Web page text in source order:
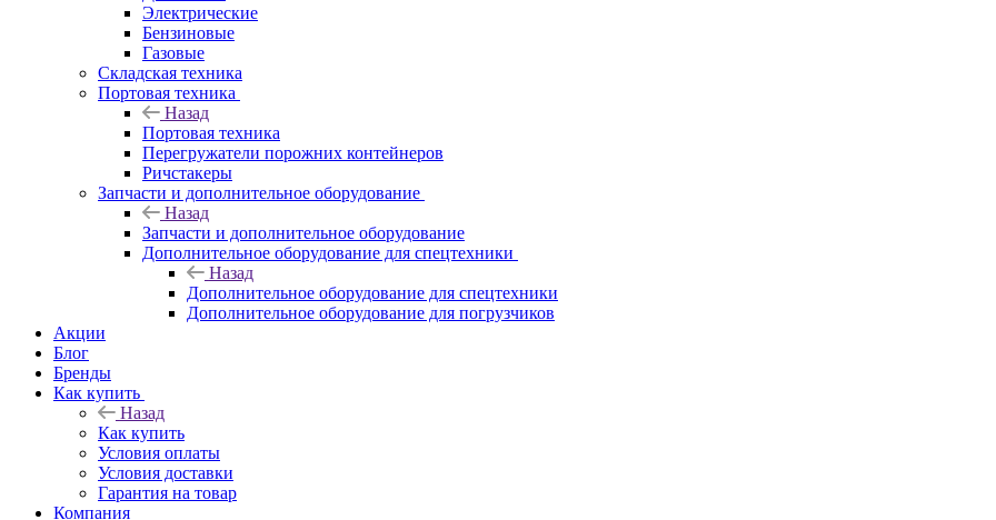
Электрические
Бензиновые
Газовые
Складская техника
Портовая техника
Назад
Портовая техника
Перегружатели порожних контейнеров
Ричстакеры
Запчасти и дополнительное оборудование
Назад
Запчасти и дополнительное оборудование
Дополнительное оборудование для спецтехники
Назад
Дополнительное оборудование для спецтехники
Дополнительное оборудование для погрузчиков
Акции
Блог
Бренды
Как купить
Назад
Как купить
Условия оплаты
Условия доставки
Гарантия на товар
Компания